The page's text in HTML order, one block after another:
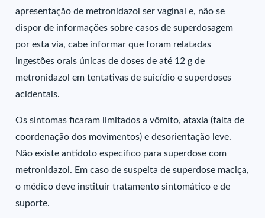
apresentação de metronidazol ser vaginal e, não se
dispor de informações sobre casos de superdosagem
por esta via, cabe informar que foram relatadas
ingestões orais únicas de doses de até 12 g de
metronidazol em tentativas de suicídio e superdoses
acidentais.
Os sintomas ficaram limitados a vômito, ataxia (falta de
coordenação dos movimentos) e desorientação leve.
Não existe antídoto específico para superdose com
metronidazol. Em caso de suspeita de superdose maciça,
o médico deve instituir tratamento sintomático e de
suporte.